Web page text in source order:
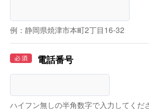
例：静岡県焼津市本町2丁目16-32
電話番号
ハイフン無しの半角数字で入力してくだ